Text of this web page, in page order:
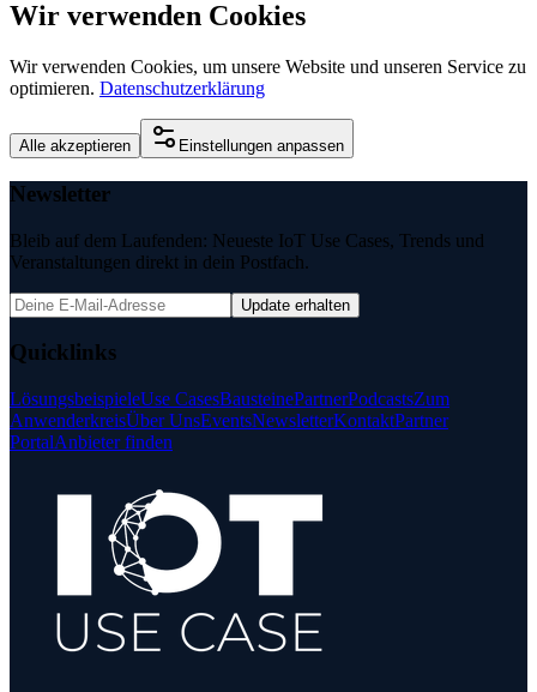
Wir verwenden Cookies
Wir verwenden Cookies, um unsere Website und unseren Service zu
optimieren. Datenschutzerklärung
Alle akzeptieren Einstellungen anpassen
Newsletter
Bleib auf dem Laufenden: Neueste IoT Use Cases, Trends und
Veranstaltungen direkt in dein Postfach.
Update erhalten
Quicklinks
LösungsbeispieleUse CasesBausteinePartnerPodcastsZum
AnwenderkreisÜber UnsEventsNewsletterKontaktPartner
PortalAnbieter finden